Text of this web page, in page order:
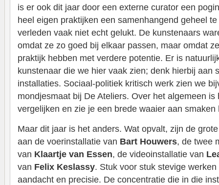
is er ook dit jaar door een externe curator een
heel eigen praktijken een samenhangend geheel
verleden vaak niet echt gelukt. De kunstenaars
omdat ze zo goed bij elkaar passen, maar omdat
praktijk hebben met verdere potentie. Er is
kunstenaar die we hier vaak zien; denk hierbij aan
installaties. Sociaal-politiek kritisch werk zien we
mondjesmaat bij De Ateliers. Over het algemeen
vergelijken en zie je een brede waaier aan
Maar dit jaar is het anders. Wat opvalt, zijn de
aan de voerinstallatie van Bart Houwers, de twee
van Klaartje van Essen, de videoinstallatie van
van Felix Keslassy. Stuk voor stuk stevige
aandacht en precisie. De concentratie die in die